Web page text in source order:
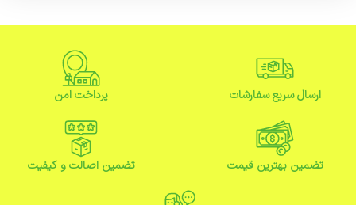
ارسال سریع سفارشات پرداخت امن
تضمین بهترین قیمت تضمین اصالت و کیفیت